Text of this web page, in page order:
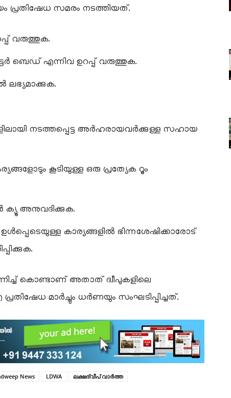
പ്രതിഷേധ സമരം നടത്തിയത്.
വരുത്തുക.
ബെഡ് എന്നിവ ഉറപ്പ് വരുത്തുക.
ലഭ്യമാക്കുക.
നടത്തപ്പെട്ട അർഹരായവർക്കുള്ള സഹായ
കൂടിയുള്ള ഒരു പ്രത്യേക റൂം
ക്യൂ അനുവദിക്കുക.
കാര്യങ്ങളിൽ ഭിന്നശേഷിക്കാരോട്
കൊണ്ടാണ് അതാത് ദ്വീപുകളിലെ
മാർച്ചും ധർണയും സംഘടിപ്പിച്ചത്.
News LDWA ലക്ഷദ്വീപ് വാർത്ത